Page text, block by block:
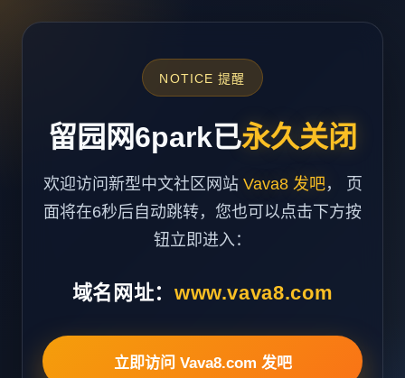
NOTICE 提醒
留园网6park已永久关闭
欢迎访问新型中文社区网站 Vava8 发吧， 页
面将在6秒后自动跳转，您也可以点击下方按
钮立即进入：
域名网址： www.vava8.com
立即访问 Vava8.com 发吧